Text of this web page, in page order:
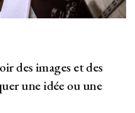
des images et des
une idée ou une